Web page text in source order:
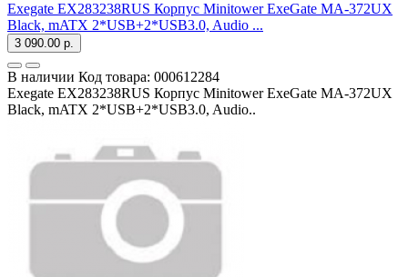
Exegate EX283238RUS Корпус Minitower ExeGate MA-372UX
Black, mATX 2*USB+2*USB3.0, Audio ...
3 090.00 р.
В наличии Код товара: 000612284
Exegate EX283238RUS Корпус Minitower ExeGate MA-372UX
Black, mATX 2*USB+2*USB3.0, Audio..